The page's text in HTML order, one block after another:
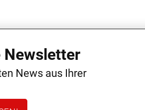
Burgring 1/7
Newsletter
News aus Ihrer